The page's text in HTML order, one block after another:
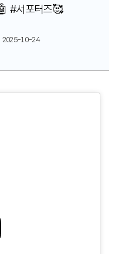
#서포터즈🥰
2025-10-24